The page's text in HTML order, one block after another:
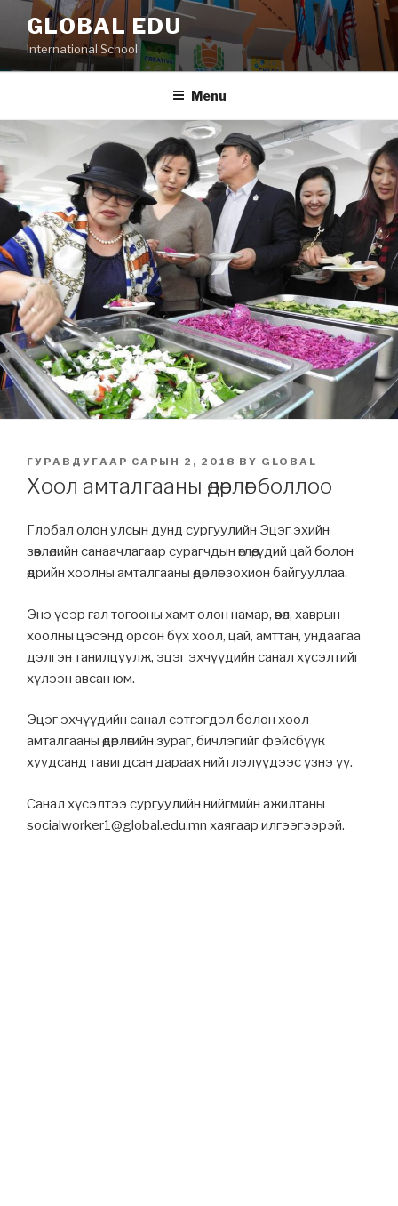
content
GLOBAL EDU
International School
Menu
POSTED
ON
ГУРАВДУГААР САРЫН 2, 2018 BY GLOBAL
Хоол амталгааны өдөрлөг боллоо
Глобал олон улсын дунд сургуулийн Эцэг эхийн
зөвлөлийн санаачлагаар сурагчдын өглөө, үдий цай болон
өдрийн хоолны амталгааны өдөрлөг зохион байгууллаа.
Энэ үеэр гал тогооны хамт олон намар, өвөл, хаврын
хоолны цэсэнд орсон бүх хоол, цай, амттан, ундаагаа
дэлгэн танилцуулж, эцэг эхчүүдийн санал хүсэлтийг
хүлээн авсан юм.
Эцэг эхчүүдийн санал сэтгэгдэл болон хоол
амталгааны өдөрлөгийн зураг, бичлэгийг фэйсбүүк
хуудсанд тавигдсан дараах нийтлэлүүдээс үзнэ үү.
Санал хүсэлтээ сургуулийн нийгмийн ажилтаны
socialworker1@global.edu.mn хаягаар илгээгээрэй.